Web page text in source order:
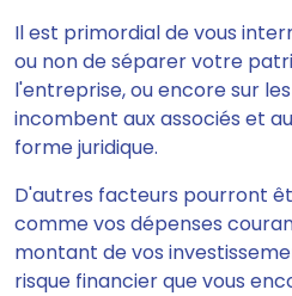
Il est primordial de vous
ou non de séparer votre
l'entreprise, ou encore sur
incombent aux associés et
forme juridique.
D'autres facteurs pourront
comme vos dépenses
montant de vos
risque financier que vous